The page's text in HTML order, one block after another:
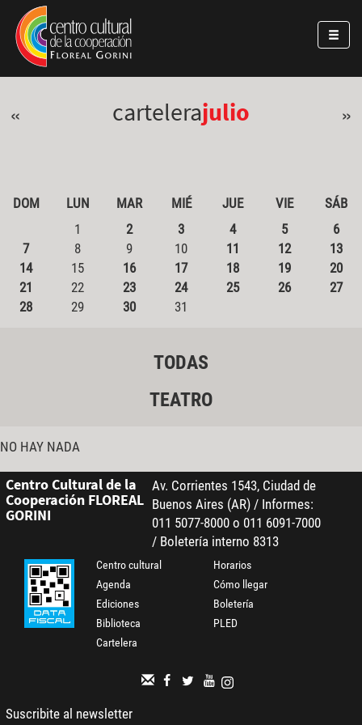
Pasar al contenido principal
Jump to main content
« cartelerajulio »
DOM LUN MAR MIÉ JUE VIE
SÁB
1
2 3 4 5
6
7
8 9 10 11 12
13
14
15 16 17 18 19
20
21
22 23 24 25 26
27
28
29 30 31
TODAS
TEATRO
NO HAY NADA
Centro Cultural de la
Cooperación FLOREAL
GORINI
Av. Corrientes 1543, Ciudad de
Buenos Aires (AR) / Informes:
011 5077-8000 o 011 6091-7000
/ Boletería interno 8313
Centro cultural
Agenda
Ediciones
Biblioteca
Cartelera
Horarios
Cómo llegar
Boletería
PLED
Suscribite al newsletter